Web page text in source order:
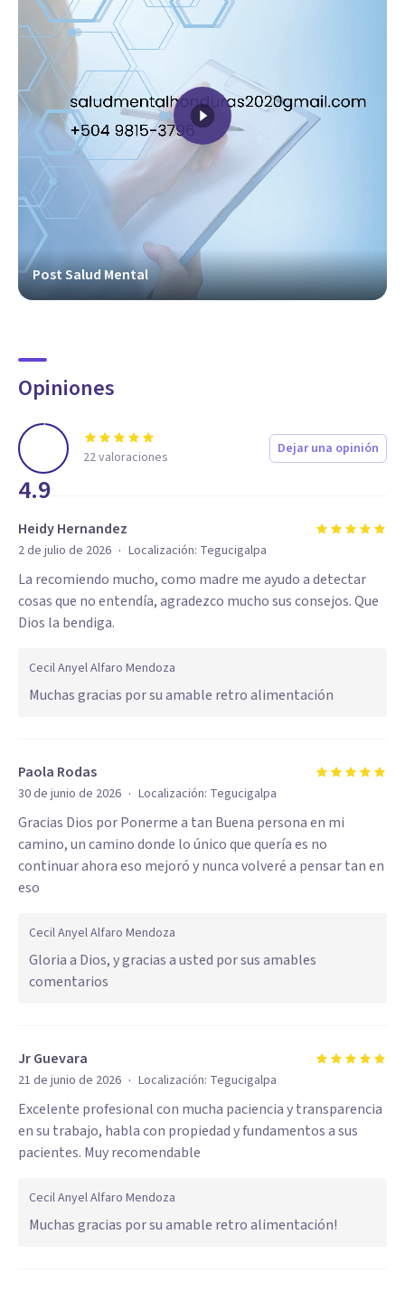
Post Salud Mental
Opiniones
4.9
22valoraciones Dejar una opinión
Heidy Hernandez
2 de julio de 2026 · Localización: Tegucigalpa
La recomiendo mucho, como madre me ayudo a detectar
cosas que no entendía, agradezco mucho sus consejos. Que
Dios la bendiga.
Cecil Anyel Alfaro Mendoza
Muchas gracias por su amable retro alimentación
Paola Rodas
30 de junio de 2026 · Localización: Tegucigalpa
Gracias Dios por Ponerme a tan Buena persona en mi
camino, un camino donde lo único que quería es no
continuar ahora eso mejoró y nunca volveré a pensar tan en
eso
Cecil Anyel Alfaro Mendoza
Gloria a Dios, y gracias a usted por sus amables
comentarios
Jr Guevara
21 de junio de 2026 · Localización: Tegucigalpa
Excelente profesional con mucha paciencia y transparencia
en su trabajo, habla con propiedad y fundamentos a sus
pacientes. Muy recomendable
Cecil Anyel Alfaro Mendoza
Muchas gracias por su amable retro alimentación!